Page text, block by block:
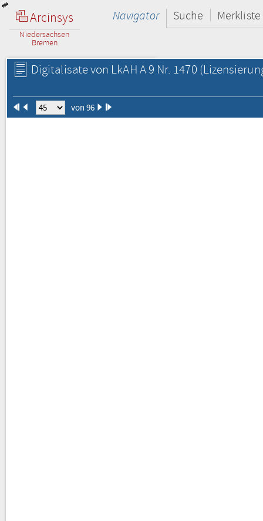
Arcinsys
Niedersachsen
Bremen
Navigator Suche Merkliste
Digitalisate von LkAH A 9 Nr. 1470
von 96